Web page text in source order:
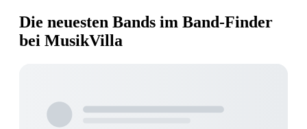
Die neuesten Bands im Band-Finder
bei MusikVilla